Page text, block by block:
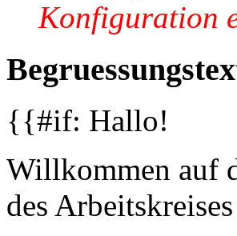
Konfiguration
{{#if: Hallo!
Willkommen auf
des